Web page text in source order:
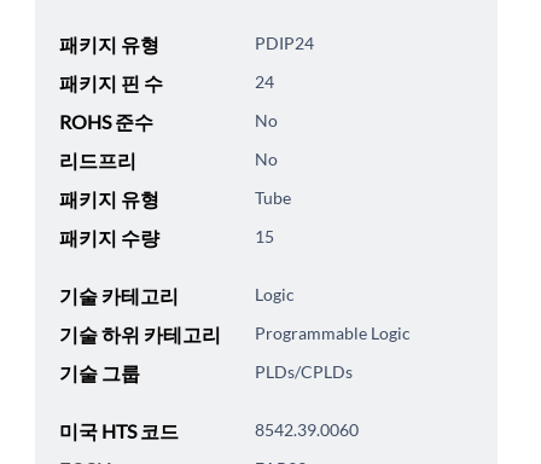
패키지 유형 PDIP24
패키지 핀 수 24
ROHS 준수 No
리드프리 No
패키지 유형 Tube
패키지 수량 15
기술 카테고리 Logic
기술 하위 카테고리 Programmable Logic
기술 그룹 PLDs/CPLDs
미국 HTS 코드 8542.39.0060